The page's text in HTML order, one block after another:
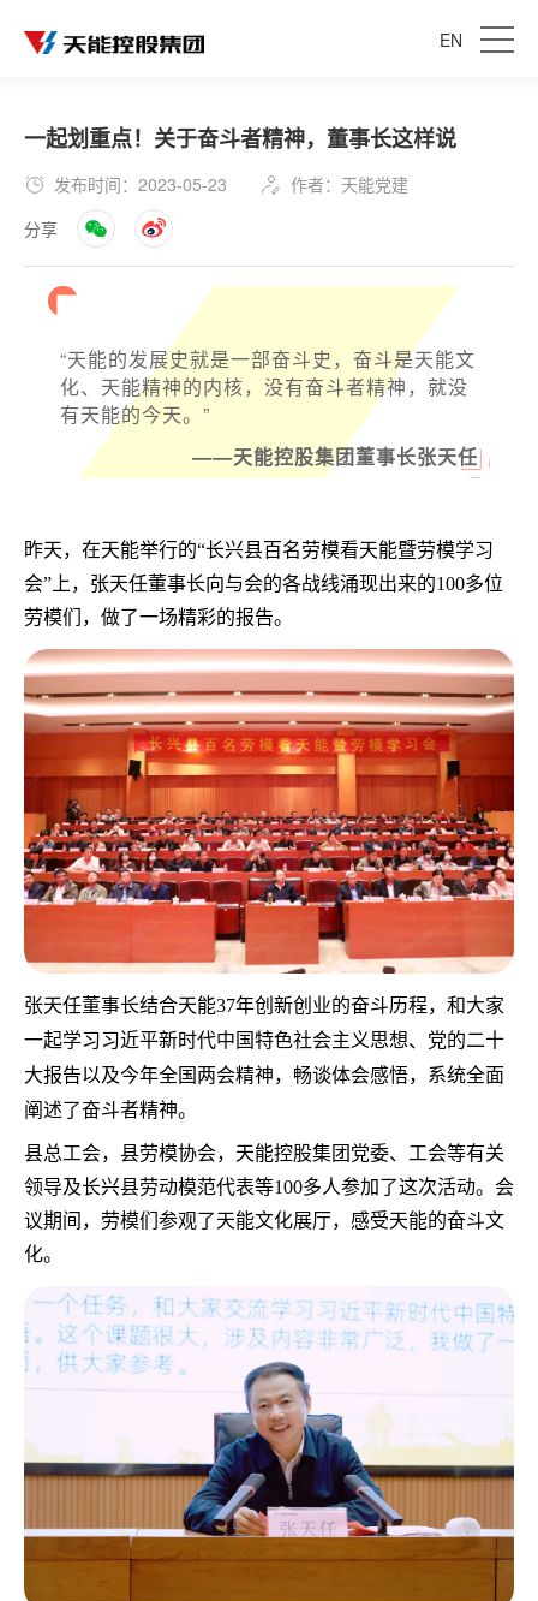
EN
一起划重点！关于奋斗者精神，董事长这样说
发布时间：2023-05-23
作者：天能党建
分享
“天能的发展史就是一部奋斗史，奋斗是天能文
化、天能精神的内核，没有奋斗者精神，就没
有天能的今天。”
——天能控股集团董事长张天任
昨天，在天能举行的“长兴县百名劳模看天能暨劳模学习
会”上，张天任董事长向与会的各战线涌现出来的100多位
劳模们，做了一场精彩的报告。
张天任董事长结合天能37年创新创业的奋斗历程，和大家
一起学习习近平新时代中国特色社会主义思想、党的二十
大报告以及今年全国两会精神，畅谈体会感悟，系统全面
阐述了奋斗者精神。
县总工会，县劳模协会，天能控股集团党委、工会等有关
领导及长兴县劳动模范代表等100多人参加了这次活动。会
议期间，劳模们参观了天能文化展厅，感受天能的奋斗文
化。